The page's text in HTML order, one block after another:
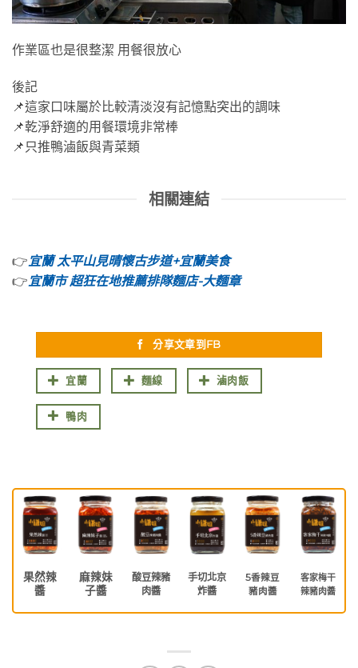
作業區也是很整潔 用餐很放心
後記
📌這家口味屬於比較清淡沒有記憶點突出的調味
📌乾淨舒適的用餐環境非常棒
📌只推鴨滷飯與青菜類
相關連結
👉宜蘭 太平山見晴懷古步道+宜蘭美食
👉宜蘭市 超狂在地推薦排隊麵店-大麵章
分享文章到FB
宜蘭 麵線 滷肉飯
鴨肉
果然辣
醬
麻辣妹
子醬
酸豆辣豬
肉醬
手切北京
炸醬
5香辣豆
豬肉醬
客家梅干
辣豬肉醬